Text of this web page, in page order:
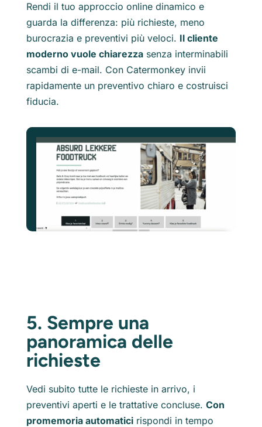
Rendi il tuo approccio online dinamico e
guarda la differenza: più richieste, meno
burocrazia e preventivi più veloci. Il cliente
moderno vuole chiarezzasenza interminabili
scambi di e-mail. Con Catermonkey invii
rapidamente un preventivo chiaro e costruisci
fiducia.
5. Sempre una
panoramica delle
richieste
Vedi subito tutte le richieste in arrivo, i
preventivi aperti e le trattative concluse. Con
promemoria automaticirispondi in tempo